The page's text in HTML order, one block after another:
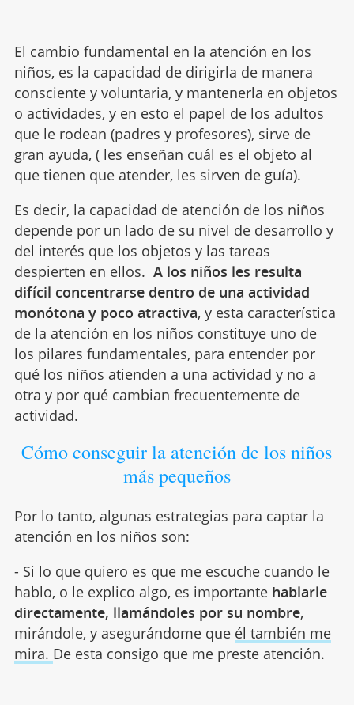
El cambio fundamental en la atención en los
niños, es la capacidad de dirigirla de manera
consciente y voluntaria, y mantenerla en objetos
o actividades, y en esto el papel de los adultos
que le rodean (padres y profesores), sirve de
gran ayuda, ( les enseñan cuál es el objeto al
que tienen que atender, les sirven de guía).
Es decir, la capacidad de atención de los niños
depende por un lado de su nivel de desarrollo y
del interés que los objetos y las tareas
despierten en ellos. A los niños les resulta
difícil concentrarse dentro de una actividad
monótona y poco atractiva, y esta característica
de la atención en los niños constituye uno de
los pilares fundamentales, para entender por
qué los niños atienden a una actividad y no a
otra y por qué cambian frecuentemente de
actividad.
Cómo conseguir la atención de los niños
más pequeños
Por lo tanto, algunas estrategias para captar la
atención en los niños son:
- Si lo que quiero es que me escuche cuando le
hablo, o le explico algo, es importantehablarle
directamente, llamándoles por su nombre,
mirándole, y asegurándome que él también me
mira. De esta consigo que me preste atención.